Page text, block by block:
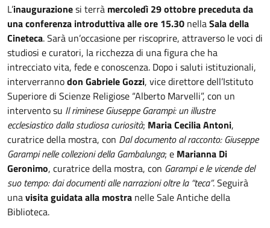
L’inaugurazionesi terrà mercoledì 29 ottobre preceduta da
una conferenza introduttiva alle ore 15.30 nellaSala della
Cineteca. Sarà un’occasione per riscoprire, attraverso le voci di
studiosi e curatori, la ricchezza di una figura che ha
intrecciato vita, fede e conoscenza. Dopo i saluti istituzionali,
interverrannodon Gabriele Gozzi, vice direttore dell’Istituto
Superiore di Scienze Religiose “Alberto Marvelli”, con un
intervento su Il riminese Giuseppe Garampi: un illustre
ecclesiastico dalla studiosa curiosità; Maria Cecilia Antoni,
curatrice della mostra, con Dal documento al racconto: Giuseppe
Garampi nelle collezioni della Gambalunga; e Marianna Di
Geronimo, curatrice della mostra, con Garampi e le vicende del
suo tempo: dai documenti alle narrazioni oltre la “teca”. Seguirà
unavisita guidata alla mostra nelle Sale Antiche della
Biblioteca.